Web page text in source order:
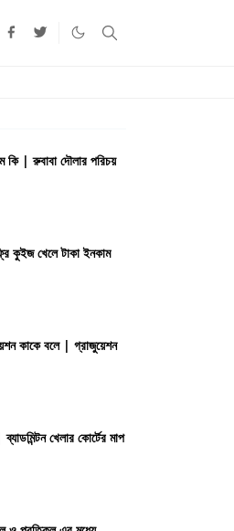
কি | রুবাবা দৌলার পরিচয়
কুইজ খেলে টাকা ইনকাম
কাকে বলে | গ্রাজুয়েশন
খেলার কোর্টের মাপ